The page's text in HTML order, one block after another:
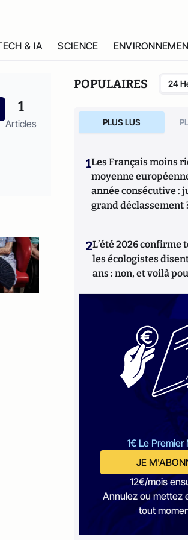
& IA SCIENCE
1
Articles
POPULAIRES 24
PLUS LUS
1Les Français moins
moyenne
année consécutive :
grand déclassement
2L’été 2026 confirme
les écologistes
ans : non, et voilà
1€ Le Premier
JE
12€/mois
Annulez ou mettez
tout